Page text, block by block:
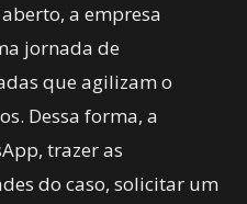
a empresa
jornada de
que agilizam o
Dessa forma, a
trazer as
do caso, solicitar um